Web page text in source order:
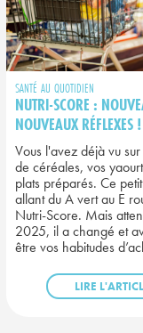
SANTÉ AU QUOTIDIEN
NUTRI-SCORE :
NOUVEAUX RÉFLEXES !
Vous l'avez déjà vu
de céréales, vos
plats préparés. Ce
allant du A vert au E
Nutri-Score. Mais
2025, il a changé et
être vos habitudes
LIRE